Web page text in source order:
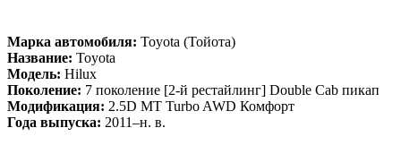
Марка автомобиля: Toyota (Тойота)
Название: Toyota
Модель: Hilux
Поколение: 7 поколение [2-й рестайлинг] Double Cab пикап
Модификация: 2.5D MT Turbo AWD Комфорт
Года выпуска: 2011–н. в.